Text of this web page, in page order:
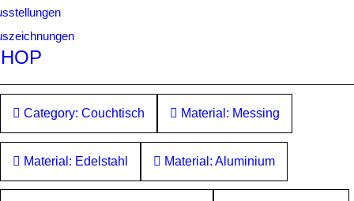
Category: Couchtisch Material: Messing
Material: Edelstahl Material: Aluminium